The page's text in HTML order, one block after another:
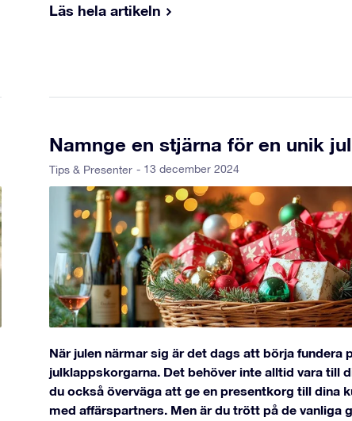
Läs hela artikeln
Namnge en stjärna för en unik
Tips & Presenter - 13 december 2024
När julen närmar sig är det dags att börja fundera
julklappskorgarna. Det behöver inte alltid vara till
du också överväga att ge en presentkorg till dina
med affärspartners. Men är du trött på de vanliga